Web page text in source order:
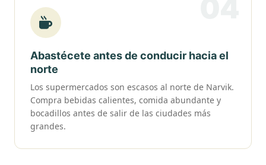
Abastécete antes de conducir hacia el
norte
Los supermercados son escasos al norte de Narvik.
Compra bebidas calientes, comida abundante y
bocadillos antes de salir de las ciudades más
grandes.